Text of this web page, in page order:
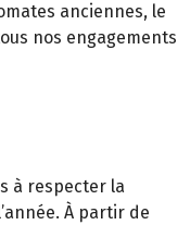
anciennes, le
nos engagements
à respecter la
À partir de